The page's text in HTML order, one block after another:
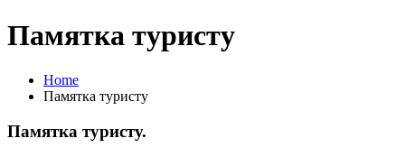
Памятка туристу
Home
Памятка туристу
Памятка туристу.